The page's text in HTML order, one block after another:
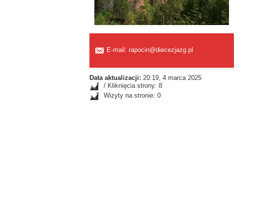
E-mail: rapocin@diecezjazg.pl
Data aktualizacji: 20:19, 4 marca 2025
/ Kliknięcia strony: 8
Wizyty na stronie: 0